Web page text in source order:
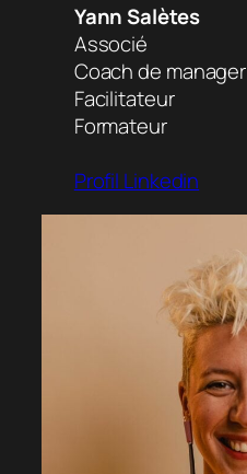
Yann Salètes
Associé
Coach de manager
Facilitateur
Formateur
Profil Linkedin